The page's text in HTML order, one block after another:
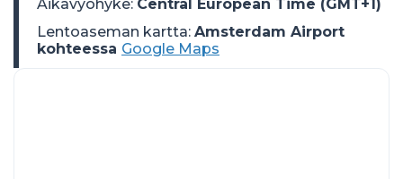
Aikavyöhyke: Central European Time (GMT+1)
Lentoaseman kartta: Amsterdam Airport
kohteessa Google Maps